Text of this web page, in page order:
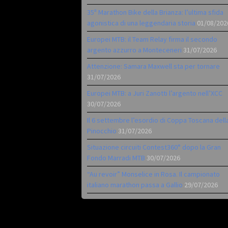
35ª Marathon Bike della Brianza: l’ultima sfida
agonistica di una leggendaria storia 01/08/
Europei MTB: il Team Relay firma il secondo
argento azzurro a Monteceneri 31/07/2026
Attenzione: Samara Maxwell sta per tornare
31/07/2026
Europei MTB: a Juri Zanotti l’argento nell’XCC
30/07/2026
Il 6 settembre l’esordio di Coppa Toscana
Pinocchio 31/07/2026
Situazione circuiti Contest360° dopo la Gran
Fondo Marradi MTB 30/07/2026
“Au revoir” Monselice in Rosa. Il campionato
italiano marathon passa a Gallio 29/07/2026